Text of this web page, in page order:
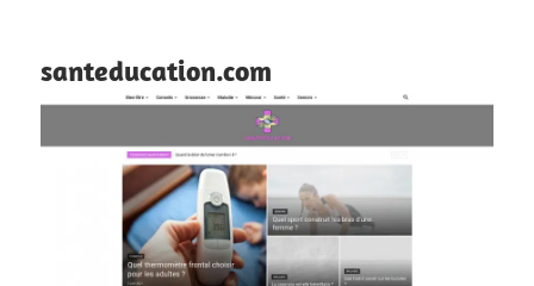
santeducation.com